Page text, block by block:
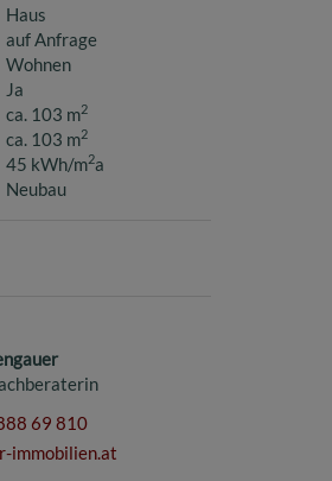
Haus
auf Anfrage
Wohnen
Ja
ca. 103 m2
ca. 103 m2
45 kWh/m2a
Neubau
69 810
immobilien.at